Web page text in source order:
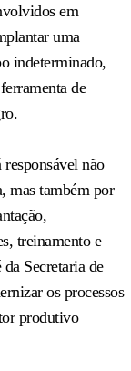
em
uma
indeterminado,
de
responsável não
mas também por
treinamento e
Secretaria de
os processos
produtivo